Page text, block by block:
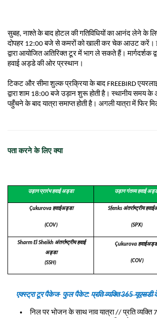
सुबह, नाश्ते के बाद होटल की गतिविधियों का आनंद लेने के
दोपहर 12:00 बजे से कमरों को खाली कर चेक आउट करें।
द्वारा आयोजित अतिरिक्त टूर में भाग ले सकते हैं। मार्गदर्शक
हवाई अड्डे की ओर प्रस्थान।
टिकट और सीमा शुल्क प्रक्रिया के बाद FREEBIRD
द्वारा शाम 18:00 बजे उड़ान शुरू होती है। स्थानीय समय
पहुँचने के बाद यात्रा समाप्त होती है। अगली यात्रा में फिर
पता करने के लिए क्या
उड़ान प्रारंभ हवाई अड्डा उड़ान गंतव्य हवाई
Çukurova हवाईअड्डा
(COV)
Sfenks अंतर्राष्ट्रीय
(SPX)
Sharm El Sheikh अंतर्राष्ट्रीय हवाई
अड्डा
(SSH)
Çukurova
(COV)
एक्स्ट्रा टूर पैकेज- फुल पैकेट: प्रति व्यक्ति 365 यूएसडी
निल पर भोजन के साथ नाव यात्रा // प्रति